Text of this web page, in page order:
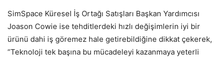
SimSpace Küresel İş Ortağı Satışları Başkan Yardımcısı
Joason Cowie ise tehditlerdeki hızlı değişimlerin iyi bir
ürünü dahi iş göremez hale getirebildiğine dikkat çekerek,
“Teknoloji tek başına bu mücadeleyi kazanmaya yeterli